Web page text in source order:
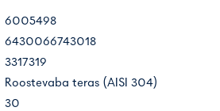
6005498
6430066743018
3317319
Roostevaba teras (AISI 304)
30